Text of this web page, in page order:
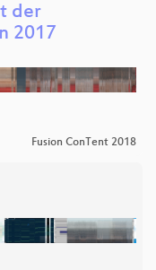
der
2017
Fusion ConTent 2018